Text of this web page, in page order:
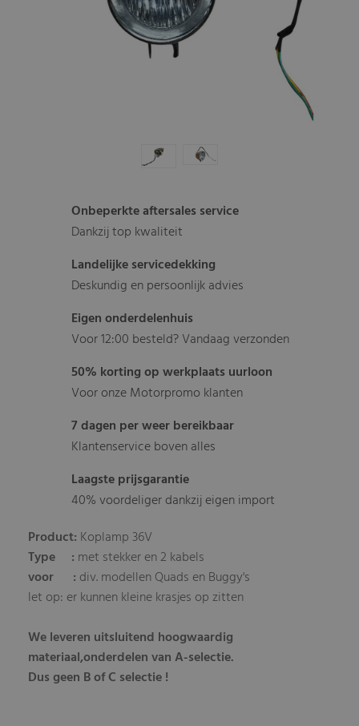
Onbeperkte aftersales service
Dankzij top kwaliteit
Landelijke servicedekking
Deskundig en persoonlijk advies
Eigen onderdelenhuis
Voor 12:00 besteld? Vandaag verzonden
50% korting op werkplaats uurloon
Voor onze Motorpromo klanten
7 dagen per weer bereikbaar
Klantenservice boven alles
Laagste prijsgarantie
40% voordeliger dankzij eigen import
Product: Koplamp 36V
Type : met stekker en 2 kabels
voor : div. modellen Quads en Buggy's
let op: er kunnen kleine krasjes op zitten
We leveren uitsluitend hoogwaardig
materiaal,onderdelen van A-selectie.
Dus geen B of C selectie !